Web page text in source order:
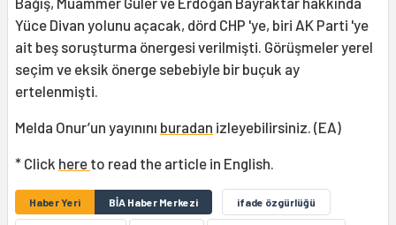
Yüce Divan yolunu açacak, dörd CHP 'ye, biri AK Parti 'ye
ait beş soruşturma önergesi verilmişti. Görüşmeler yerel
seçim ve eksik önerge sebebiyle bir buçuk ay
ertelenmişti.
Melda Onur’un yayınını buradan izleyebilirsiniz. (EA)
* Click here to read the article in English.
Haber Yeri BİA Haber Merkezi ifade özgürlüğü